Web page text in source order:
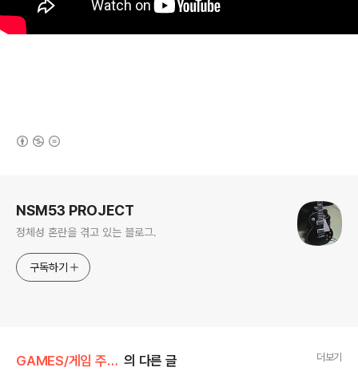
NSM53 PROJECT
정체성 혼란을 겪고 있는 블로그.
구독하기
GAMES/게임 주저리 의 다른 글 더보기